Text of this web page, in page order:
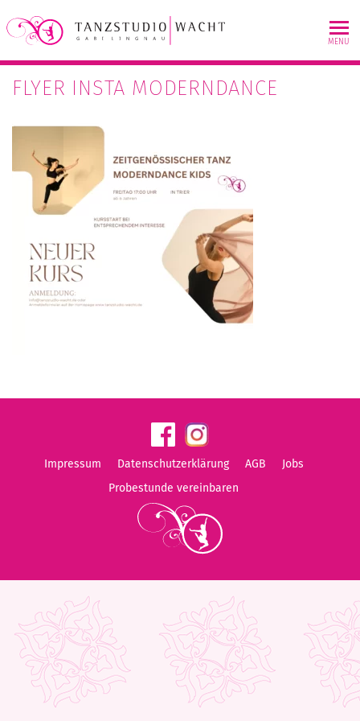
to
content
MENU
FLYER INSTA MODERNDANCE
Impressum Datenschutzerklärung AGB Jobs
Probestunde vereinbaren